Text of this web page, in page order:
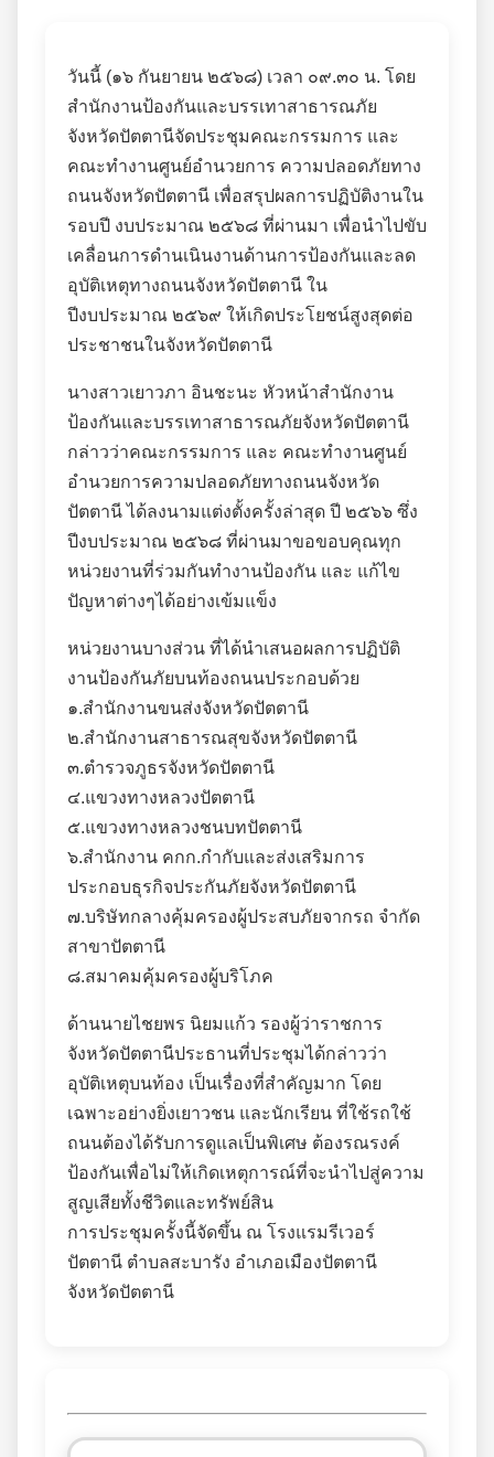
วันนี้ (๑๖ กันยายน ๒๕๖๘) เวลา ๐๙.๓๐ น. โดย
สำนักงานป้องกันและบรรเทาสาธารณภัย
จังหวัดปัตตานีจัดประชุมคณะกรรมการ และ
คณะทำงานศูนย์อำนวยการ ความปลอดภัยทาง
ถนนจังหวัดปัตตานี เพื่อสรุปผลการปฏิบัติงานใน
รอบปี งบประมาณ ๒๕๖๘ ที่ผ่านมา เพื่อนำไปขับ
เคลื่อนการดำนเนินงานด้านการป้องกันและลด
อุบัติเหตุทางถนนจังหวัดปัตตานี ใน
ปีงบประมาณ ๒๕๖๙ ให้เกิดประโยชน์สูงสุดต่อ
ประชาชนในจังหวัดปัตตานี
นางสาวเยาวภา อินชะนะ หัวหน้าสำนักงาน
ป้องกันและบรรเทาสาธารณภัยจังหวัดปัตตานี
กล่าวว่าคณะกรรมการ และ คณะทำงานศูนย์
อำนวยการความปลอดภัยทางถนนจังหวัด
ปัตตานี ได้ลงนามแต่งตั้งครั้งล่าสุด ปี ๒๕๖๖ ซึ่ง
ปีงบประมาณ ๒๕๖๘ ที่ผ่านมาขอขอบคุณทุก
หน่วยงานที่ร่วมกันทำงานป้องกัน และ แก้ไข
ปัญหาต่างๆได้อย่างเข้มแข็ง
หน่วยงานบางส่วน ที่ได้นำเสนอผลการปฏิบัติ
งานป้องกันภัยบนท้องถนนประกอบด้วย
๑.สำนักงานขนส่งจังหวัดปัตตานี
๒.สำนักงานสาธารณสุขจังหวัดปัตตานี
๓.ตำรวจภูธรจังหวัดปัตตานี
๔.แขวงทางหลวงปัตตานี
๕.แขวงทางหลวงชนบทปัตตานี
๖.สำนักงาน คกก.กำกับและส่งเสริมการ
ประกอบธุรกิจประกันภัยจังหวัดปัตตานี
๗.บริษัทกลางคุ้มครองผู้ประสบภัยจากรถ จำกัด
สาขาปัตตานี
๘.สมาคมคุ้มครองผู้บริโภค
ด้านนายไชยพร นิยมแก้ว รองผู้ว่าราชการ
จังหวัดปัตตานีประธานที่ประชุมได้กล่าวว่า
อุบัติเหตุบนท้อง เป็นเรื่องที่สำคัญมาก โดย
เฉพาะอย่างยิ่งเยาวชน และนักเรียน ที่ใช้รถใช้
ถนนต้องได้รับการดูแลเป็นพิเศษ ต้องรณรงค์
ป้องกันเพื่อไม่ให้เกิดเหตุการณ์ที่จะนำไปสู่ความ
สูญเสียทั้งชีวิตและทรัพย์สิน
การประชุมครั้งนี้จัดขึ้น ณ โรงแรมรีเวอร์
ปัตตานี ตำบลสะบารัง อำเภอเมืองปัตตานี
จังหวัดปัตตานี